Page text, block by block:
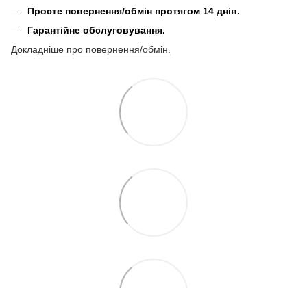
Просте повернення/обмін протягом 14 днів.
Гарантійне обслуговування.
Докладніше про повернення/обмін.